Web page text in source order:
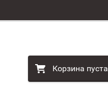
Корзина пуста